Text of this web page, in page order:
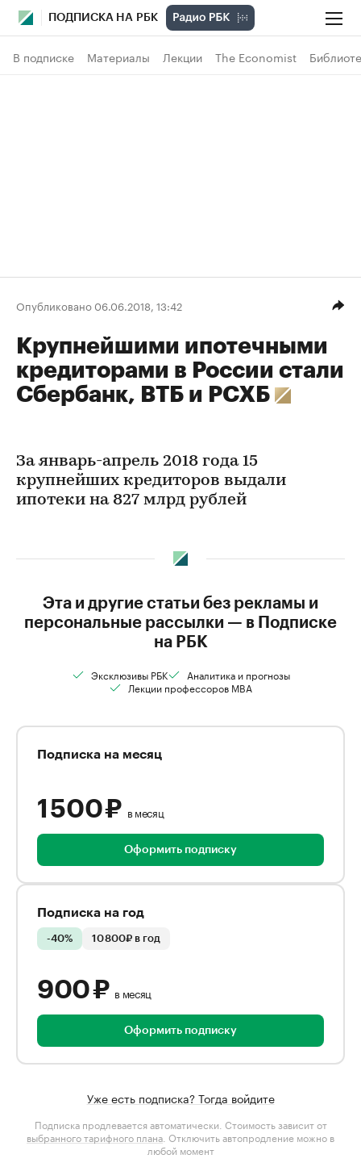
ПОДПИСКА НА РБК
В подписке Материалы Лекции The Economist
Опубликовано 06.06.2018, 13:42
Крупнейшими ипотечными
кредиторами в России стали
Сбербанк, ВТБ и РСХБ
За январь-апрель 2018 года 15
крупнейших кредиторов выдали
ипотеки на 827 млрд рублей
Эта и другие статьи без рекламы и
персональные рассылки — в Подписке
на РБК
Эксклюзивы РБК
Аналитика и прогнозы
Лекции профессоров MBA
Подписка на месяц
1 500 ₽ в месяц
Оформить подписку
Подписка на год
-40% 10 800₽ в год
900 ₽ в месяц
Оформить подписку
Уже есть подписка? Тогда войдите
Подписка продлевается автоматически. Стоимость зависит от
выбранного тарифного плана . Отключить автопродление можно в
любой момент